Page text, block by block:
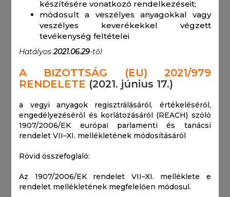
készítésére vonatkozó rendelkezéseit;
módosult a veszélyes anyagokkal vagy
veszélyes keverékekkel végzett
tevékenység feltételei
Hatályos2021.06.29-től
A BIZOTTSÁG (EU) 2021/979
RENDELETE (2021. június 17.)
a vegyi anyagok regisztrálásáról, értékeléséről,
engedélyezéséről és korlátozásáról (REACH) szóló
1907/2006/EK európai parlamenti és tanácsi
rendelet VII–XI. mellékletének módosításáról
Rövid összefoglaló:
Az 1907/2006/EK rendelet VII–XI. melléklete e
rendelet mellékletének megfelelően módosul.